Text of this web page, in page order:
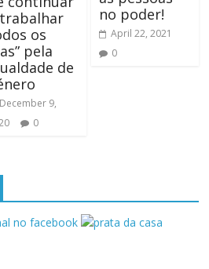
os
pela
de
December 9,
0
no poder!
April 22, 2021
0